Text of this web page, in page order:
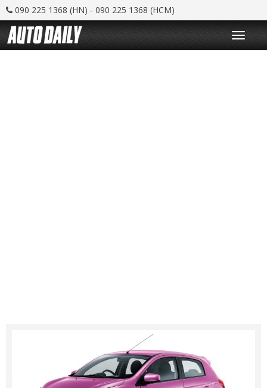
090 225 1368 (HN) - 090 225 1368 (HCM)
T
o
g